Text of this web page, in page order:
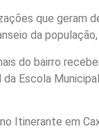
que geram
da
do bairro
Escola
Itinerante em